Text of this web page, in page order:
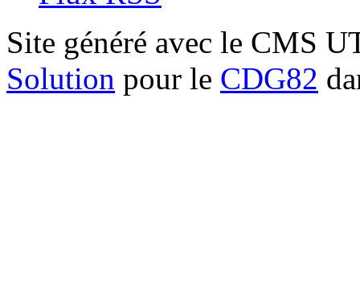
Site généré avec le CMS
Solution pour le CDG82